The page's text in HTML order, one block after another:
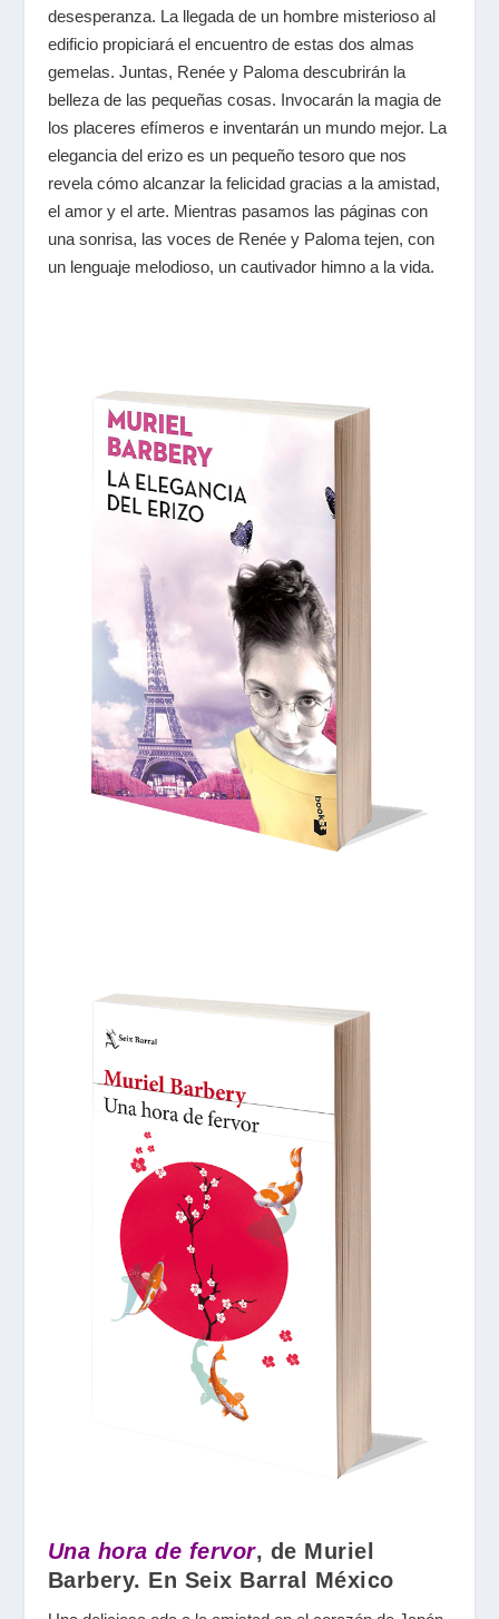
desesperanza. La llegada de un hombre misterioso al
edificio propiciará el encuentro de estas dos almas
gemelas. Juntas, Renée y Paloma descubrirán la
belleza de las pequeñas cosas. Invocarán la magia de
los placeres efímeros e inventarán un mundo mejor. La
elegancia del erizo es un pequeño tesoro que nos
revela cómo alcanzar la felicidad gracias a la amistad,
el amor y el arte. Mientras pasamos las páginas con
una sonrisa, las voces de Renée y Paloma tejen, con
un lenguaje melodioso, un cautivador himno a la vida.
Una hora de fervor, de Muriel
Barbery. En Seix Barral México